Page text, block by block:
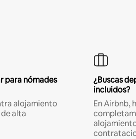
para nómades
alojamiento
alta
¿Buscas
incluidos?
En Airbnb,